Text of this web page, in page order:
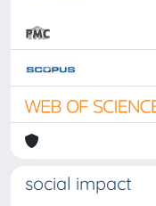
social impact